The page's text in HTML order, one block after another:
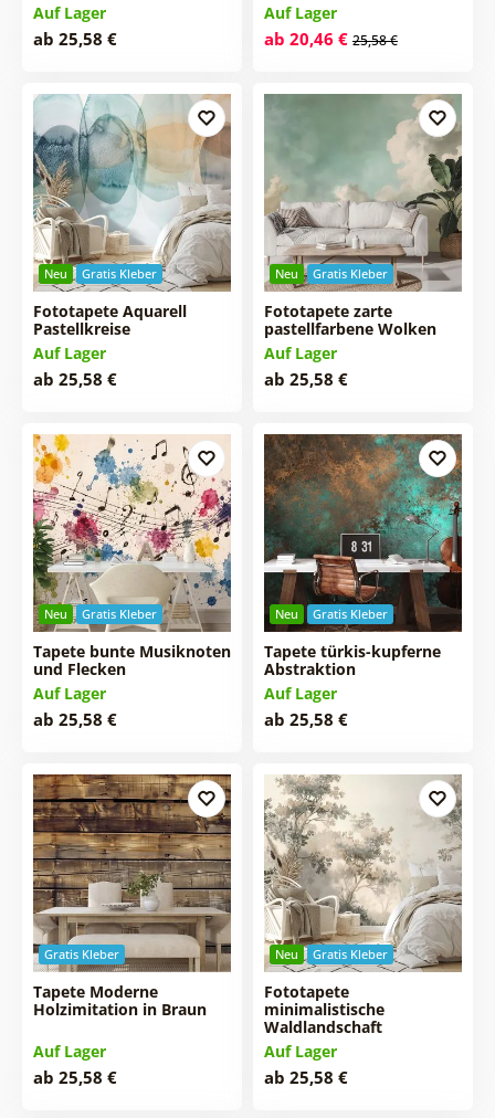
Auf Lager
ab 25,58 €
Auf Lager
ab 20,46 € 25,58 €
Neu Gratis Kleber
Fototapete Aquarell
Pastellkreise
Auf Lager
ab 25,58 €
Neu Gratis Kleber
Fototapete zarte
pastellfarbene Wolken
Auf Lager
ab 25,58 €
Neu Gratis Kleber
Tapete bunte Musiknoten
und Flecken
Auf Lager
ab 25,58 €
Neu Gratis Kleber
Tapete türkis-kupferne
Abstraktion
Auf Lager
ab 25,58 €
Gratis Kleber
Tapete Moderne
Holzimitation in Braun
Auf Lager
ab 25,58 €
Neu Gratis Kleber
Fototapete
minimalistische
Waldlandschaft
Auf Lager
ab 25,58 €